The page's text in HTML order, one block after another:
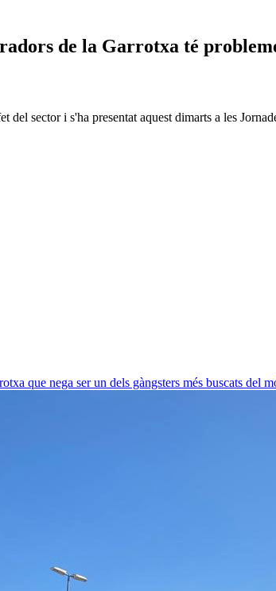
de la Garrotxa té
del sector i s'ha presentat aquest dimarts a les
que nega ser un dels gàngsters més buscats del